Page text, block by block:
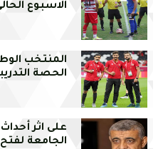
الاسبوع
الحصة
على اثر
الجامعة